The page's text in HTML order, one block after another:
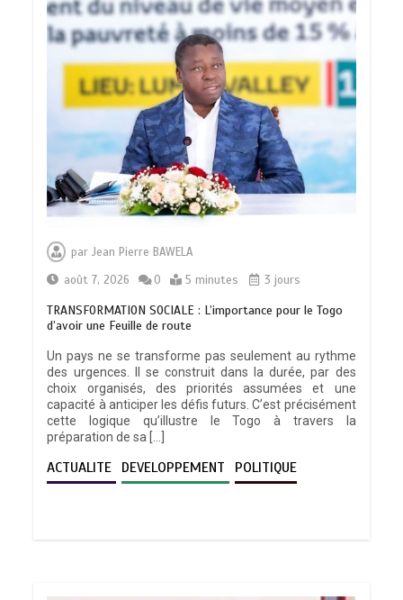
parJean Pierre BAWELA
août 7, 2026
0 5 minutes 3 jours
TRANSFORMATION SOCIALE : L’importance pour le Togo
d’avoir une Feuille de route
Un pays ne se transforme pas seulement au rythme
des urgences. Il se construit dans la durée, par des
choix organisés, des priorités assumées et une
capacité à anticiper les défis futurs. C’est précisément
cette logique qu’illustre le Togo à travers la
préparation de sa […]
ACTUALITE DEVELOPPEMENT POLITIQUE